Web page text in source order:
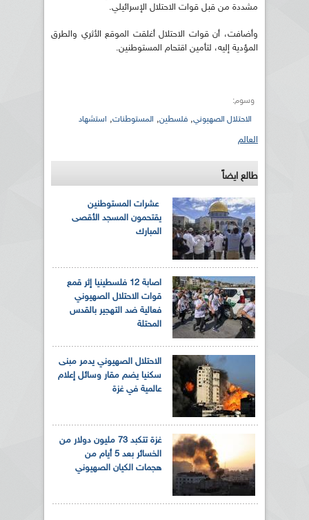
مشددة من قبل قوات الاحتلال الإسرائيلي.
وأضافت، أن قوات الاحتلال أغلقت الموقع الأثري والطرق
المؤدية إليه، لتأمين اقتحام المستوطنين.
وسوم:
الاحتلال الصهيوني, فلسطين, المستوطنات, استشهاد
العالم
طالع ايضاً
عشرات المستوطنين
يقتحمون المسجد الأقصى
المبارك
اصابة 12 فلسطينيا إثر قمع
قوات الاحتلال الصهيوني
فعالية ضد التهجير بالقدس
المحتلة
الاحتلال الصهيوني يدمر مبنى
سكنيا يضم مقار وسائل إعلام
عالمية في غزة
غزة تتكبد 73 مليون دولار من
الخسائر بعد 5 أيام من
هجمات الكيان الصهيوني